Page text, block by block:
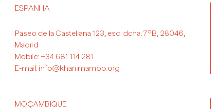
ESPANHA
Paseo de la Castellana 123, esc. dcha. 7ºB, 28046,
Madrid
Mobile: +34 681 114 281
E-mail: info@khanimambo.org
MOÇAMBIQUE